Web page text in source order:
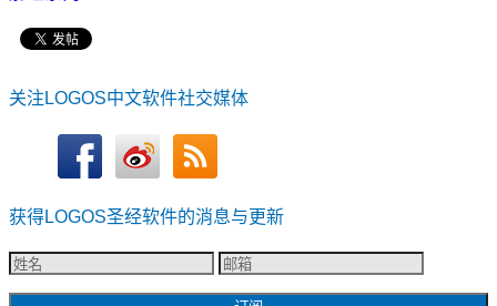
关注LOGOS中文软件社交媒体
获得LOGOS圣经软件的消息与更新